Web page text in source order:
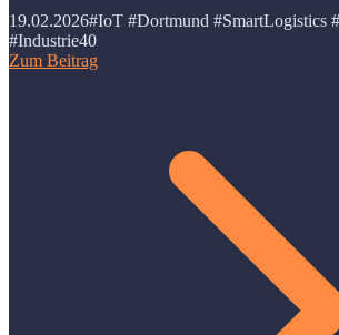
19.02.2026#IoT #Dortmund #SmartLogistics
#Industrie40
Zum Beitrag